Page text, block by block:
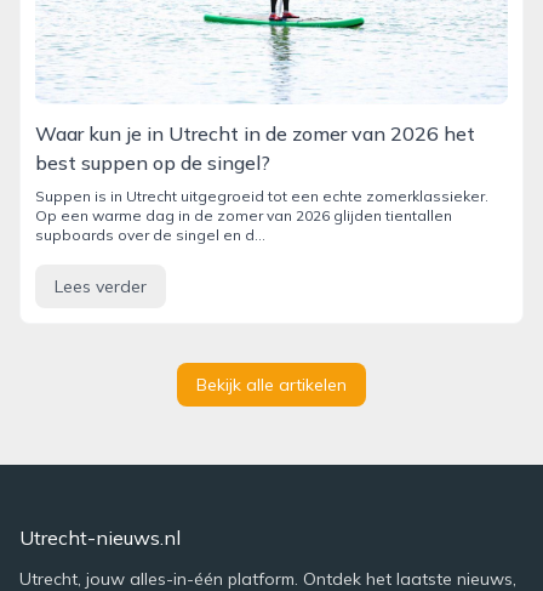
Waar kun je in Utrecht in de zomer van 2026 het
best suppen op de singel?
Suppen is in Utrecht uitgegroeid tot een echte zomerklassieker.
Op een warme dag in de zomer van 2026 glijden tientallen
supboards over de singel en d...
Lees verder
Bekijk alle artikelen
Utrecht-nieuws.nl
Utrecht, jouw alles-in-één platform. Ontdek het laatste nieuws,